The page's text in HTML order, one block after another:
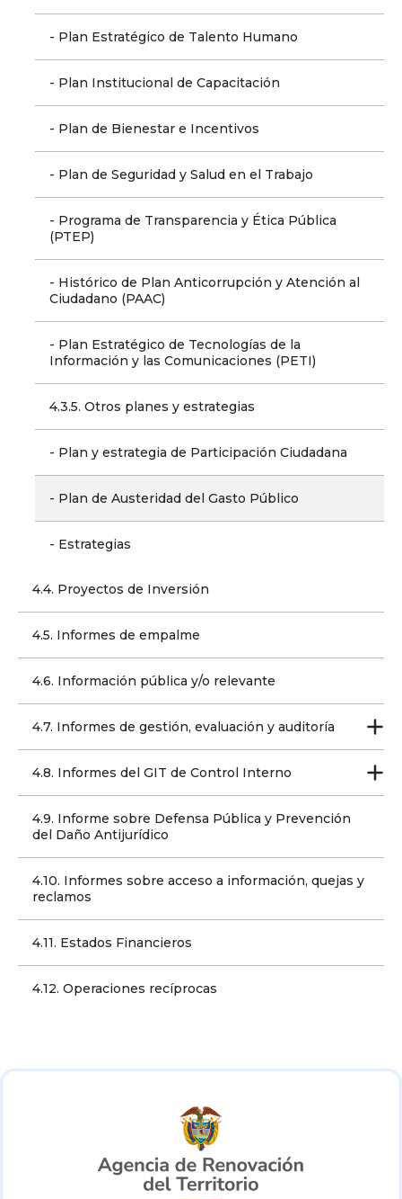
- Plan Estratégico de Talento Humano
- Plan Institucional de Capacitación
- Plan de Bienestar e Incentivos
- Plan de Seguridad y Salud en el Trabajo
- Programa de Transparencia y Ética Pública
(PTEP)
- Histórico de Plan Anticorrupción y Atención al
Ciudadano (PAAC)
- Plan Estratégico de Tecnologías de la
Información y las Comunicaciones (PETI)
4.3.5. Otros planes y estrategias
- Plan y estrategia de Participación Ciudadana
- Plan de Austeridad del Gasto Público
- Estrategias
4.4. Proyectos de Inversión
4.5. Informes de empalme
4.6. Información pública y/o relevante
4.7. Informes de gestión, evaluación y auditoría
4.8. Informes del GIT de Control Interno
4.9. Informe sobre Defensa Pública y Prevención
del Daño Antijurídico
4.10. Informes sobre acceso a información, quejas y
reclamos
4.11. Estados Financieros
4.12. Operaciones recíprocas